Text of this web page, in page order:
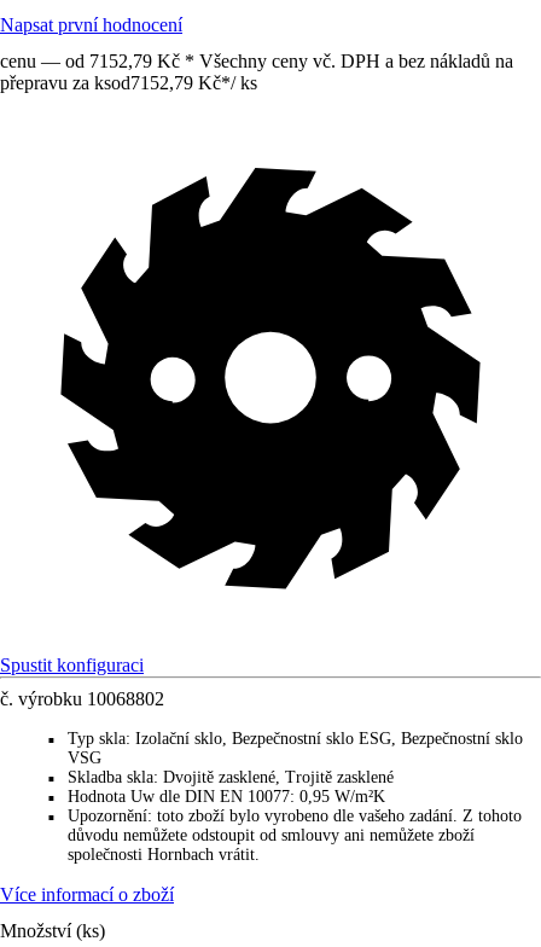
Napsat první hodnocení
cenu — od 7152,79 Kč * Všechny ceny vč. DPH a bez nákladů na
přepravu za ksod7152,79 Kč*/ ks
Spustit konfiguraci
č. výrobku 10068802
■ Typ skla: Izolační sklo, Bezpečnostní sklo ESG, Bezpečnostní sklo
VSG
■ Skladba skla: Dvojitě zasklené, Trojitě zasklené
■ Hodnota Uw dle DIN EN 10077: 0,95 W/m²K
■ Upozornění: toto zboží bylo vyrobeno dle vašeho zadání. Z tohoto
důvodu nemůžete odstoupit od smlouvy ani nemůžete zboží
společnosti Hornbach vrátit.
Více informací o zboží
Množství (ks)